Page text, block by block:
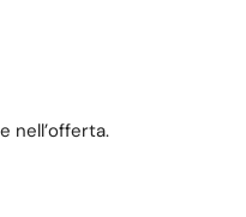
nell’offerta.